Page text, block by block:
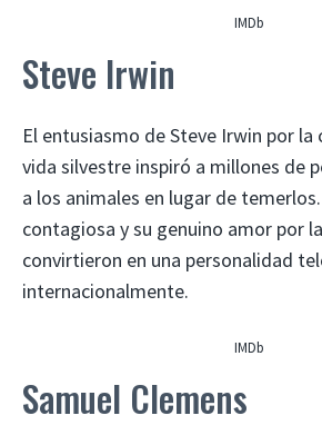
IMDb
Steve Irwin
El entusiasmo de Steve Irwin por la
vida silvestre inspiró a millones de
a los animales en lugar de
contagiosa y su genuino amor por
convirtieron en una personalidad
internacionalmente.
IMDb
Samuel Clemens